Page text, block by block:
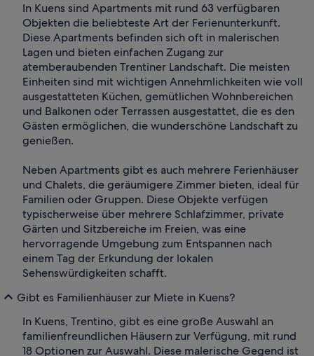
In Kuens sind Apartments mit rund 63 verfügbaren
Objekten die beliebteste Art der Ferienunterkunft.
Diese Apartments befinden sich oft in malerischen
Lagen und bieten einfachen Zugang zur
atemberaubenden Trentiner Landschaft. Die meisten
Einheiten sind mit wichtigen Annehmlichkeiten wie voll
ausgestatteten Küchen, gemütlichen Wohnbereichen
und Balkonen oder Terrassen ausgestattet, die es den
Gästen ermöglichen, die wunderschöne Landschaft zu
genießen.
Neben Apartments gibt es auch mehrere Ferienhäuser
und Chalets, die geräumigere Zimmer bieten, ideal für
Familien oder Gruppen. Diese Objekte verfügen
typischerweise über mehrere Schlafzimmer, private
Gärten und Sitzbereiche im Freien, was eine
hervorragende Umgebung zum Entspannen nach
einem Tag der Erkundung der lokalen
Sehenswürdigkeiten schafft.
Gibt es Familienhäuser zur Miete in Kuens?
In Kuens, Trentino, gibt es eine große Auswahl an
familienfreundlichen Häusern zur Verfügung, mit rund
18 Optionen zur Auswahl. Diese malerische Gegend ist